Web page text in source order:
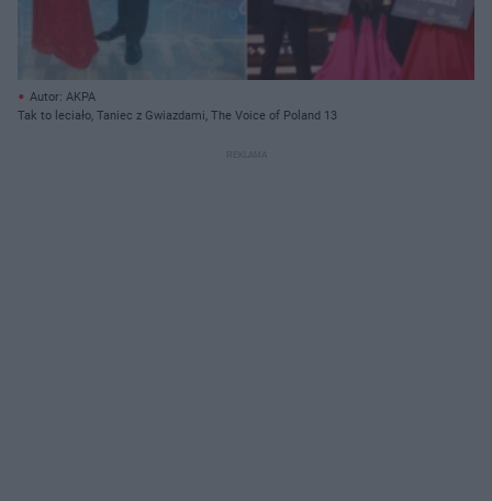
Autor: AKPA
Tak to leciało, Taniec z Gwiazdami, The Voice of Poland 13